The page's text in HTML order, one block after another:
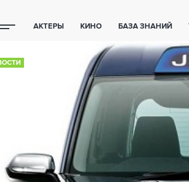
АКТЕРЫ КИНО БАЗА ЗНАНИЙ
ПОЛЕЗНЫЕ СОВЕТЫ ЖИВОТНЫЕ
ТЕХНОЛОГИИ